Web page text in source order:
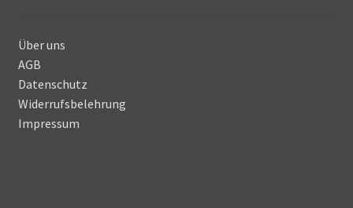
Über uns
AGB
Datenschutz
Widerrufsbelehrung
Impressum